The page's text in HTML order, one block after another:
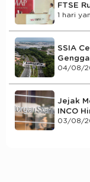
FTSE
1 hari
SSIA
04/08/
Jejak
INCO
03/08/